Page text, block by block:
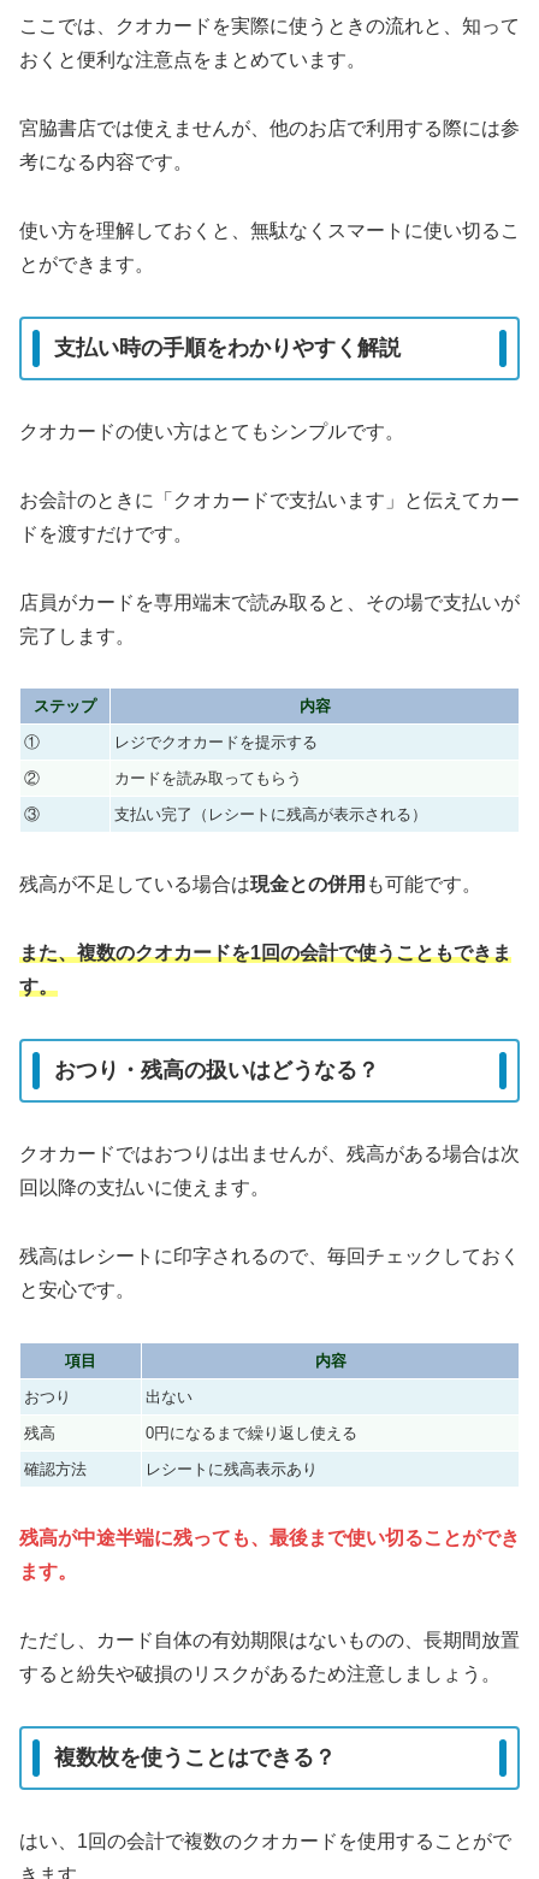
ここでは、クオカードを実際に使うときの流れと、知って
おくと便利な注意点をまとめています。
宮脇書店では使えませんが、他のお店で利用する際には参
考になる内容です。
使い方を理解しておくと、無駄なくスマートに使い切るこ
とができます。
支払い時の手順をわかりやすく解説
クオカードの使い方はとてもシンプルです。
お会計のときに「クオカードで支払います」と伝えてカー
ドを渡すだけです。
店員がカードを専用端末で読み取ると、その場で支払いが
完了します。
ステップ
内容
①
レジでクオカードを提示する
②
カードを読み取ってもらう
③
支払い完了（レシートに残高が表示される）
残高が不足している場合は現金との併用 も可能です。
また、複数のクオカードを1回の会計で使うこともできま
す。
おつり・残高の扱いはどうなる？
クオカードではおつりは出ませんが、残高がある場合は次
回以降の支払いに使えます。
残高はレシートに印字されるので、毎回チェックしておく
と安心です。
項目
内容
おつり
出ない
残高
0円になるまで繰り返し使える
確認方法
レシートに残高表示あり
残高が中途半端に残っても、最後まで使い切ることができ
ます。
ただし、カード自体の有効期限はないものの、長期間放置
すると紛失や破損のリスクがあるため注意しましょう。
複数枚を使うことはできる？
はい、1回の会計で複数のクオカードを使用することがで
きます。